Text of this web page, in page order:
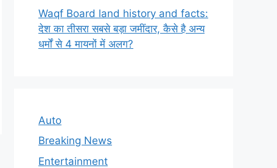
Waqf Board land history and facts:
देश का तीसरा सबसे बड़ा जमींदार, कैसे है अन्य
धर्मों से 4 मायनों में अलग?
Auto
Breaking News
Entertainment